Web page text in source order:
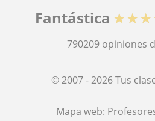
Fantástica
790209 opiniones
© 2007 - 2026 Tus
Mapa web: